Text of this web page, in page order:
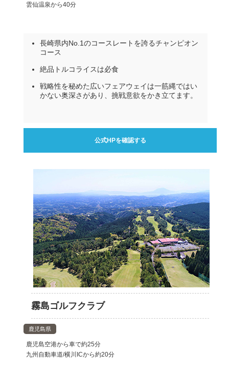
雲仙温泉から40分
長崎県内No.1のコースレートを誇るチャンピオン
コース
絶品トルコライスは必食
戦略性を秘めた広いフェアウェイは一筋縄ではい
かない奥深さがあり、挑戦意欲をかき立てます。
公式HPを確認する
霧島ゴルフクラブ
鹿児島県
鹿児島空港から車で約25分
九州自動車道/横川ICから約20分